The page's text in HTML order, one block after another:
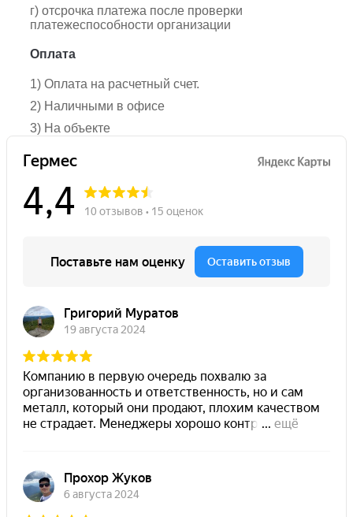
г) отсрочка платежа после проверки
платежеспособности организации
Оплата
1) Оплата на расчетный счет.
2) Наличными в офисе
3) На объекте